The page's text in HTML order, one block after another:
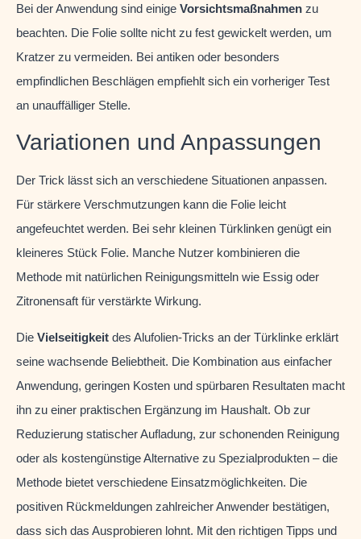
Bei der Anwendung sind einige Vorsichtsmaßnahmen zu
beachten. Die Folie sollte nicht zu fest gewickelt werden, um
Kratzer zu vermeiden. Bei antiken oder besonders
empfindlichen Beschlägen empfiehlt sich ein vorheriger Test
an unauffälliger Stelle.
Variationen und Anpassungen
Der Trick lässt sich an verschiedene Situationen anpassen.
Für stärkere Verschmutzungen kann die Folie leicht
angefeuchtet werden. Bei sehr kleinen Türklinken genügt ein
kleineres Stück Folie. Manche Nutzer kombinieren die
Methode mit natürlichen Reinigungsmitteln wie Essig oder
Zitronensaft für verstärkte Wirkung.
Die Vielseitigkeit des Alufolien-Tricks an der Türklinke erklärt
seine wachsende Beliebtheit. Die Kombination aus einfacher
Anwendung, geringen Kosten und spürbaren Resultaten macht
ihn zu einer praktischen Ergänzung im Haushalt. Ob zur
Reduzierung statischer Aufladung, zur schonenden Reinigung
oder als kostengünstige Alternative zu Spezialprodukten – die
Methode bietet verschiedene Einsatzmöglichkeiten. Die
positiven Rückmeldungen zahlreicher Anwender bestätigen,
dass sich das Ausprobieren lohnt. Mit den richtigen Tipps und